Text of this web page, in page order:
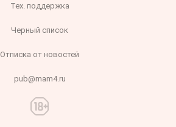
Тех. поддержка
Черный список
Отписка от новостей
pub@mam4.ru